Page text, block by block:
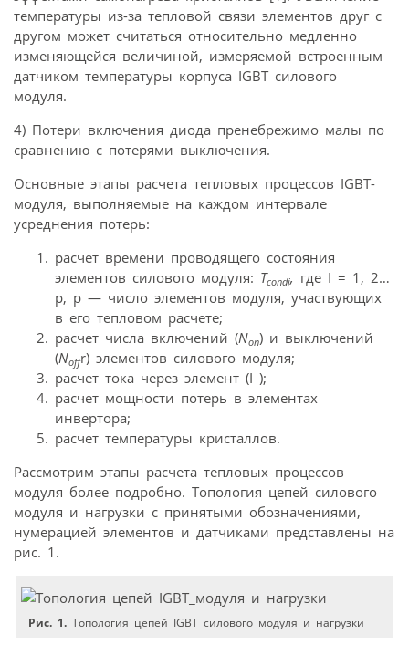
температуры из-за тепловой связи элементов друг с
другом может считаться относительно медленно
изменяющейся величиной, измеряемой встроенным
датчиком температуры корпуса IGBT силового
модуля.
4) Потери включения диода пренебрежимо малы по
сравнению с потерями выключения.
Основные этапы расчета тепловых процессов IGBT-
модуля, выполняемые на каждом интервале
усреднения потерь:
расчет времени проводящего состояния
элементов силового модуля: Tcondi, где I = 1, 2…
p, p — число элементов модуля, участвующих
в его тепловом расчете;
расчет числа включений (Non) и выключений
(Noffr) элементов силового модуля;
расчет тока через элемент (I );
расчет мощности потерь в элементах
инвертора;
расчет температуры кристаллов.
Рассмотрим этапы расчета тепловых процессов
модуля более подробно. Топология цепей силового
модуля и нагрузки с принятыми обозначениями,
нумерацией элементов и датчиками представлены на
рис. 1.
Рис. 1. Топология цепей IGBT силового модуля и нагрузки